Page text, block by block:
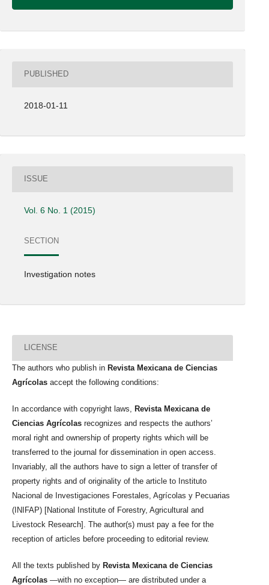
PUBLISHED
2018-01-11
ISSUE
Vol. 6 No. 1 (2015)
SECTION
Investigation notes
LICENSE
The authors who publish in Revista Mexicana de Ciencias
Agrícolas accept the following conditions:
In accordance with copyright laws,
Revista Mexicana de
Ciencias Agrícolas recognizes and respects the authors’
moral right and ownership of property rights which will be
transferred to the journal for dissemination in open access.
Invariably, all the authors have to sign a letter of transfer of
property rights and of originality of the article to Instituto
Nacional de Investigaciones Forestales, Agrícolas y Pecuarias
(INIFAP) [National Institute of Forestry, Agricultural and
Livestock Research]. The author(s) must pay a fee for the
reception of articles before proceeding to editorial review.
All the texts published by Revista Mexicana de Ciencias
Agrícolas —with no exception— are distributed under a